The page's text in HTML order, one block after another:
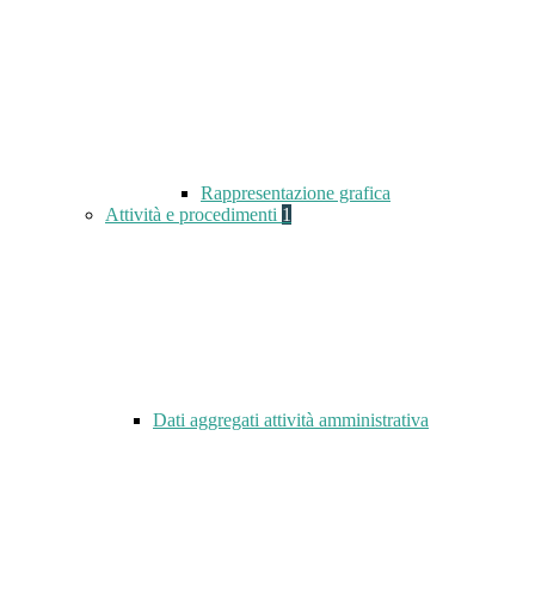
Rappresentazione grafica
Attività e procedimenti 1
Dati aggregati attività amministrativa